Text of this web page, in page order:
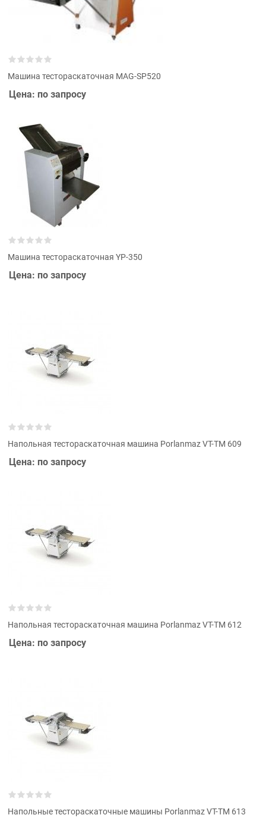
Машина тестораскаточная MAG-SP520
Цена: по запросу
Машина тестораскаточная YP-350
Цена: по запросу
Напольная тестораскаточная машина Porlanmaz VT-TM 609
Цена: по запросу
Напольная тестораскаточная машина Porlanmaz VT-TM 612
Цена: по запросу
Напольные тестораскаточные машины Porlanmaz VT-TM 613